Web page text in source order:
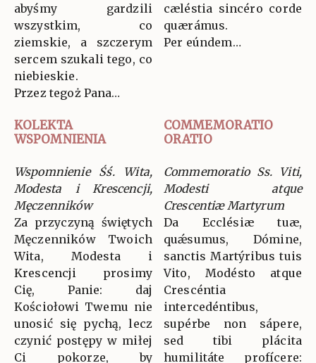
abyśmy gardzili
wszystkim, co
ziemskie, a szczerym
sercem szukali tego, co
niebieskie.
Przez tegoż Pana…
cæléstia sincéro corde
quærámus.
Per eúndem…
KOLEKTA
WSPOMNIENIA
COMMEMORATIO
ORATIO
Wspomnienie Śś. Wita,
Modesta i Krescencji,
Męczenników
Za przyczyną świętych
Męczenników Twoich
Wita, Modesta i
Krescencji prosimy
Cię, Panie: daj
Kościołowi Twemu nie
unosić się pychą, lecz
czynić postępy w miłej
Ci pokorze, by
Commemoratio Ss. Viti,
Modesti atque
Crescentiæ Martyrum
Da Ecclésiæ tuæ,
quǽsumus, Dómine,
sanctis Martýribus tuis
Vito, Modésto atque
Crescéntia
intercedéntibus,
supérbe non sápere,
sed tibi plácita
humilitáte profícere: